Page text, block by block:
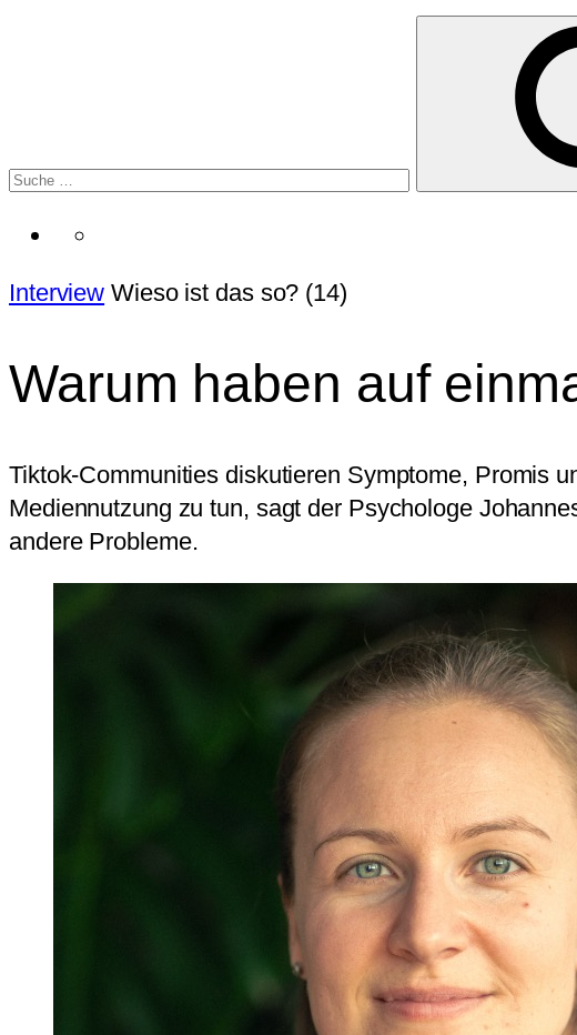
Interview Wieso ist das so? (14)
Warum haben auf
Tiktok-Communities diskutieren Symptome, Promis
Mediennutzung zu tun, sagt der Psychologe
andere Probleme.